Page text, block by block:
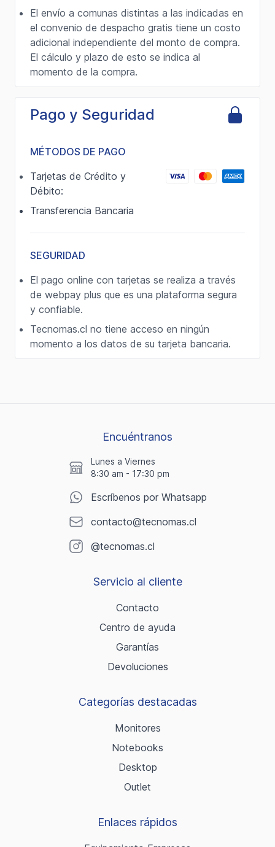
El envío a comunas distintas a las indicadas en
el convenio de despacho gratis tiene un costo
adicional independiente del monto de compra.
El cálculo y plazo de esto se indica al
momento de la compra.
Pago y Seguridad
MÉTODOS DE PAGO
Tarjetas de Crédito y
Débito:
Transferencia Bancaria
SEGURIDAD
El pago online con tarjetas se realiza a través
de webpay plus que es una plataforma segura
y confiable.
Tecnomas.cl no tiene acceso en ningún
momento a los datos de su tarjeta bancaria.
Encuéntranos
Lunes a Viernes
8:30 am - 17:30 pm
Escríbenos por Whatsapp
contacto@tecnomas.cl
@tecnomas.cl
Servicio al cliente
Contacto
Centro de ayuda
Garantías
Devoluciones
Categorías destacadas
Monitores
Notebooks
Desktop
Outlet
Enlaces rápidos